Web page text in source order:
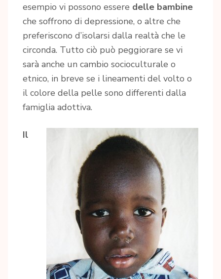
esempio vi possono essere delle bambine
che soffrono di depressione, o altre che
preferiscono d’isolarsi dalla realtà che le
circonda. Tutto ciò può peggiorare se vi
sarà anche un cambio socioculturale o
etnico, in breve se i lineamenti del volto o
il colore della pelle sono differenti dalla
famiglia adottiva.
Il